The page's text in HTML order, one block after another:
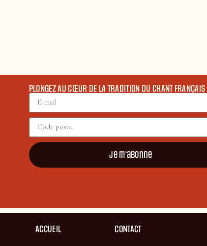
PLONGEZ AU CŒUR DE LA TRADITION DU CHANT FRANÇAIS
Je m'abonne
ACCUEIL CONTACT